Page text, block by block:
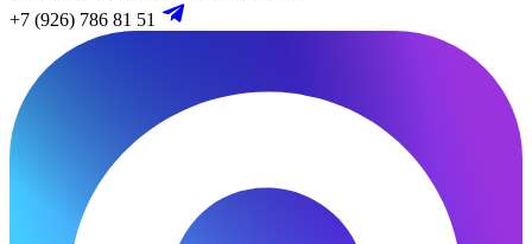
+7 (926) 786 81 51